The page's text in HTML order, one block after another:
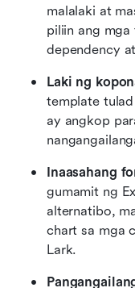
malalaki at
piliin ang mga
dependency
Laki ng
template
ay angkop
Inaasahang
gumamit ng
alternatibo,
chart sa mga
Lark.